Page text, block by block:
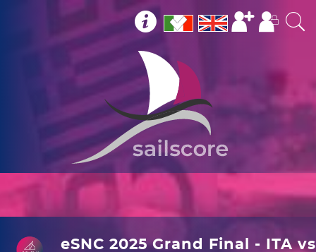
eSNC 2025 Grand Final - ITA vs